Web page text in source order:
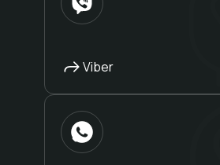
Viber